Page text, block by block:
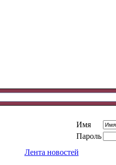
Имя
Пароль
Лента новостей